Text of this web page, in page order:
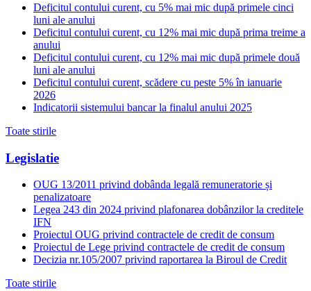
Deficitul contului curent, cu 5% mai mic după primele cinci
luni ale anului
Deficitul contului curent, cu 12% mai mic după prima treime a
anului
Deficitul contului curent, cu 12% mai mic după primele două
luni ale anului
Deficitul contului curent, scădere cu peste 5% în ianuarie
2026
Indicatorii sistemului bancar la finalul anului 2025
Toate stirile
Legislatie
OUG 13/2011 privind dobânda legală remuneratorie și
penalizatoare
Legea 243 din 2024 privind plafonarea dobânzilor la creditele
IFN
Proiectul OUG privind contractele de credit de consum
Proiectul de Lege privind contractele de credit de consum
Decizia nr.105/2007 privind raportarea la Biroul de Credit
Toate stirile